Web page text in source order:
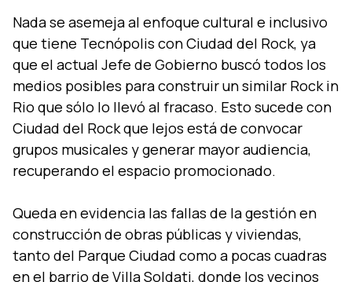
Nada se asemeja al enfoque cultural e inclusivo
que tiene Tecnópolis con Ciudad del Rock, ya
que el actual Jefe de Gobierno buscó todos los
medios posibles para construir un similar Rock in
Rio que sólo lo llevó al fracaso. Esto sucede con
Ciudad del Rock que lejos está de convocar
grupos musicales y generar mayor audiencia,
recuperando el espacio promocionado.
Queda en evidencia las fallas de la gestión en
construcción de obras públicas y viviendas,
tanto del Parque Ciudad como a pocas cuadras
en el barrio de Villa Soldati, donde los vecinos